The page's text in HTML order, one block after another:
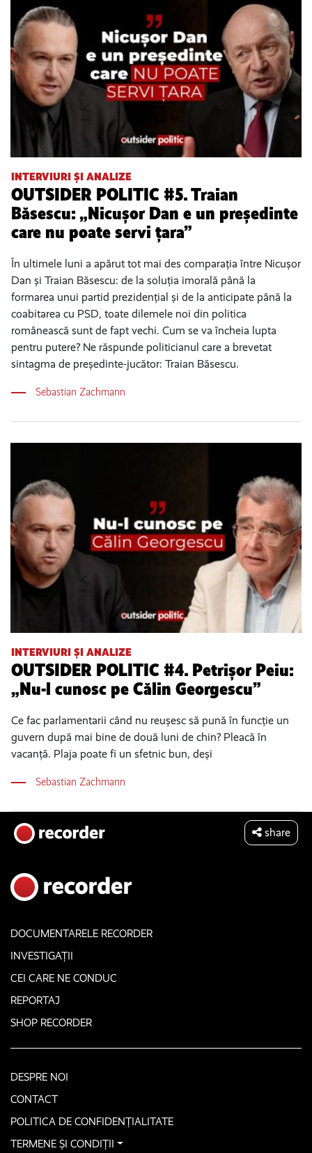
INTERVIURI ȘI ANALIZE
OUTSIDER POLITIC #5. Traian
Băsescu: „Nicușor Dan e un președinte
care nu poate servi țara”
În ultimele luni a apărut tot mai des comparația între Nicușor
Dan și Traian Băsescu: de la soluția imorală până la
formarea unui partid prezidențial și de la anticipate până la
coabitarea cu PSD, toate dilemele noi din politica
românească sunt de fapt vechi. Cum se va încheia lupta
pentru putere? Ne răspunde politicianul care a brevetat
sintagma de președinte-jucător: Traian Băsescu.
Sebastian Zachmann
INTERVIURI ȘI ANALIZE
OUTSIDER POLITIC #4. Petrișor Peiu:
„Nu-l cunosc pe Călin Georgescu”
Ce fac parlamentarii când nu reușesc să pună în funcție un
guvern după mai bine de două luni de chin? Pleacă în
vacanță. Plaja poate fi un sfetnic bun, deși
Sebastian Zachmann
share
DOCUMENTARELE RECORDER
INVESTIGAȚII
CEI CARE NE CONDUC
REPORTAJ
SHOP RECORDER
DESPRE NOI
CONTACT
POLITICA DE CONFIDENȚIALITATE
TERMENE ȘI CONDIȚII